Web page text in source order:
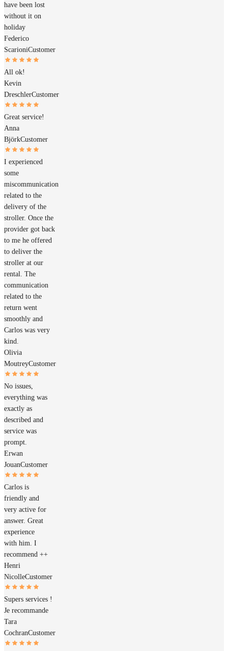
have been lost
without it on
holiday
Federico
ScarioniCustomer
All ok!
Kevin
DreschlerCustomer
Great service!
Anna
BjörkCustomer
I experienced
some
miscommunication
related to the
delivery of the
stroller. Once the
provider got back
to me he offered
to deliver the
stroller at our
rental. The
communication
related to the
return went
smoothly and
Carlos was very
kind.
Olivia
MoutreyCustomer
No issues,
everything was
exactly as
described and
service was
prompt.
Erwan
JouanCustomer
Carlos is
friendly and
very active for
answer. Great
experience
with him. I
recommend ++
Henri
NicolleCustomer
Supers services !
Je recommande
Tara
CochranCustomer